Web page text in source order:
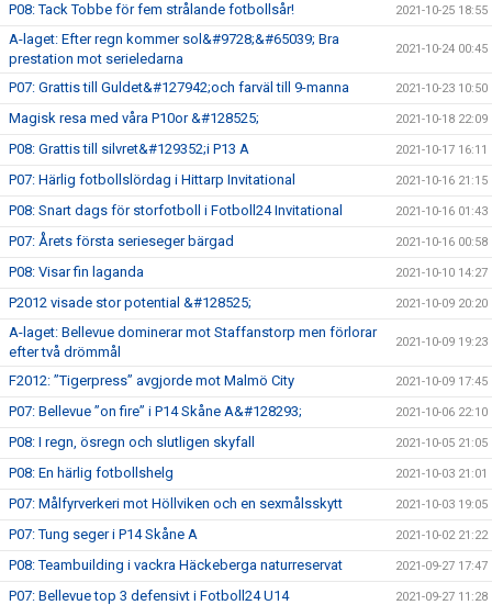
P08: Tack Tobbe för fem strålande fotbollsår! 2021-10-25 18:55
A-laget: Efter regn kommer sol&#9728;&#65039; Bra
prestation mot serieledarna
2021-10-24 00:45
P07: Grattis till Guldet&#127942;och farväl till 9-manna 2021-10-23 10:50
Magisk resa med våra P10or &#128525; 2021-10-18 22:09
P08: Grattis till silvret&#129352;i P13 A 2021-10-17 16:11
P07: Härlig fotbollslördag i Hittarp Invitational 2021-10-16 21:15
P08: Snart dags för storfotboll i Fotboll24 Invitational 2021-10-16 01:43
P07: Årets första serieseger bärgad 2021-10-16 00:58
P08: Visar fin laganda 2021-10-10 14:27
P2012 visade stor potential &#128525; 2021-10-09 20:20
A-laget: Bellevue dominerar mot Staffanstorp men förlorar
efter två drömmål
2021-10-09 19:23
F2012: ”Tigerpress” avgjorde mot Malmö City 2021-10-09 17:45
P07: Bellevue ”on fire” i P14 Skåne A&#128293; 2021-10-06 22:10
P08: I regn, ösregn och slutligen skyfall 2021-10-05 21:05
P08: En härlig fotbollshelg 2021-10-03 21:01
P07: Målfyrverkeri mot Höllviken och en sexmålsskytt 2021-10-03 19:05
P07: Tung seger i P14 Skåne A 2021-10-02 21:22
P08: Teambuilding i vackra Häckeberga naturreservat 2021-09-27 17:47
P07: Bellevue top 3 defensivt i Fotboll24 U14 2021-09-27 11:28